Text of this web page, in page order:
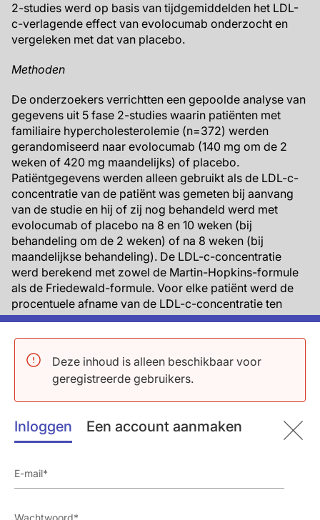
Deze inhoud is alleen beschikbaar voor
geregistreerde gebruikers.
Inloggen Een account aanmaken
2-studies werd op basis van tijdgemiddelden het LDL-
c-verlagende effect van evolocumab onderzocht en
vergeleken met dat van placebo.
Methoden
De onderzoekers verrichtten een gepoolde analyse van
gegevens uit 5 fase 2-studies waarin patiënten met
familiaire hypercholesterolemie (n=372) werden
gerandomiseerd naar evolocumab (140 mg om de 2
weken of 420 mg maandelijks) of placebo.
Patiëntgegevens werden alleen gebruikt als de LDL-c-
concentratie van de patiënt was gemeten bij aanvang
van de studie en hij of zij nog behandeld werd met
evolocumab of placebo na 8 en 10 weken (bij
behandeling om de 2 weken) of na 8 weken (bij
maandelijkse behandeling). De LDL-c-concentratie
werd berekend met zowel de Martin-Hopkins-formule
als de Friedewald-formule. Voor elke patiënt werd de
procentuele afname van de LDL-c-concentratie ten
opzichte van de LDL-c-concentratie bij aanvang van de
studie gemiddeld over een periode van 4 weken (week
9-12). Een soortgelijke analyse werd uitgevoerd voor
de serumconcentratie van vrij PCSK9.
Uitkomstmaten
De onderzoekers waren geïnteresseerd in de
tijdgemiddelde procentuele afname van de
behandeling met evolocumab, vergeleken met placebo.